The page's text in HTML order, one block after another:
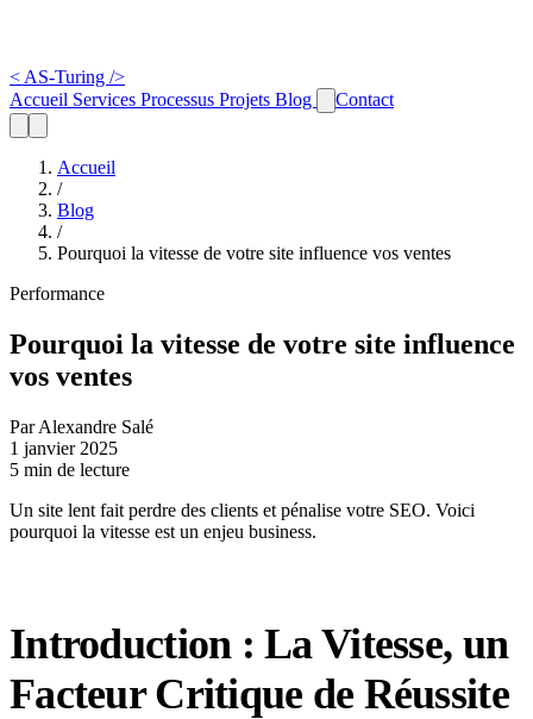
< AS-Turing />
Accueil Services Processus Projets Blog Contact
Accueil
/
Blog
/
Pourquoi la vitesse de votre site influence vos ventes
Performance
Pourquoi la vitesse de votre site influence
vos ventes
Par Alexandre Salé
1 janvier 2025
5 min de lecture
Un site lent fait perdre des clients et pénalise votre SEO. Voici
pourquoi la vitesse est un enjeu business.
Introduction : La Vitesse, un
Facteur Critique de Réussite